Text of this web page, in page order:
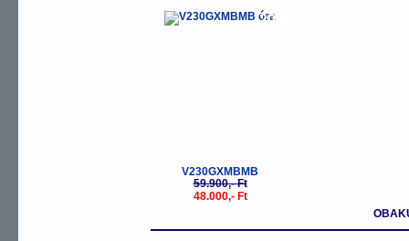
-20%
V230GXMBMB
59.900,- Ft
48.000,- Ft